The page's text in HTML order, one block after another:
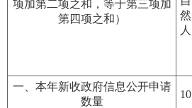
项加第二项之和，等于第三项加
第四项之和）
然
人
一、本年新收政府信息公开申请
数量
10